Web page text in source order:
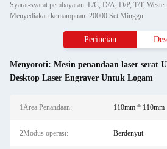
Syarat-syarat pembayaran: L/C, D/A, D/P, T/T,
Menyediakan kemampuan: 20000 Set Minggu
Perincian
Menyoroti: Mesin penandaan laser serat
Desktop Laser Engraver Untuk Logam
1Area Penandaan: 110mm * 110mm
2Modus operasi: Berdenyut